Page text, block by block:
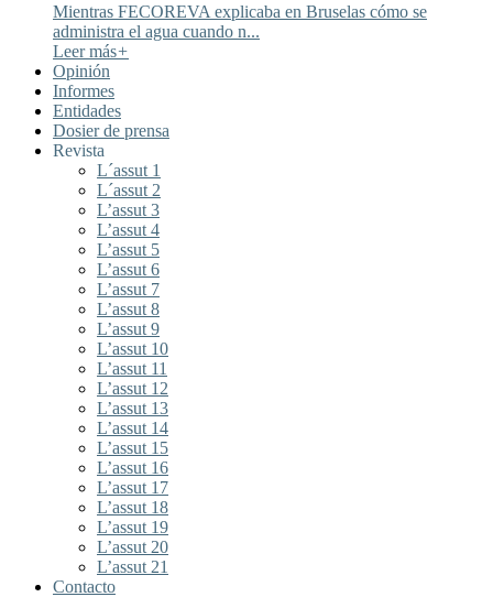
Mientras FECOREVA explicaba en Bruselas cómo se
administra el agua cuando n...
Leer más+
Opinión
Informes
Entidades
Dosier de prensa
Revista
L´assut 1
L´assut 2
L’assut 3
L’assut 4
L’assut 5
L’assut 6
L’assut 7
L’assut 8
L’assut 9
L’assut 10
L’assut 11
L’assut 12
L’assut 13
L’assut 14
L’assut 15
L’assut 16
L’assut 17
L’assut 18
L’assut 19
L’assut 20
L’assut 21
Contacto